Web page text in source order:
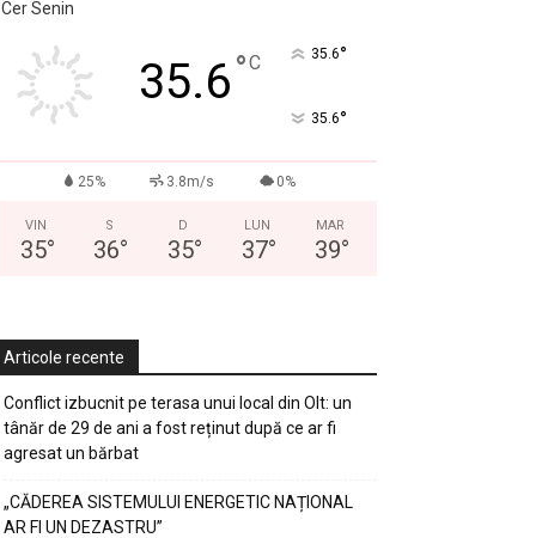
Cer Senin
35.6°C 35.6°
35.6°
25% 3.8m/s 0%
VIN
35°
S
36°
D
35°
LUN
37°
MAR
39°
Articole recente
Conflict izbucnit pe terasa unui local din Olt: un
tânăr de 29 de ani a fost reținut după ce ar fi
agresat un bărbat
„CĂDEREA SISTEMULUI ENERGETIC NAȚIONAL
AR FI UN DEZASTRU”